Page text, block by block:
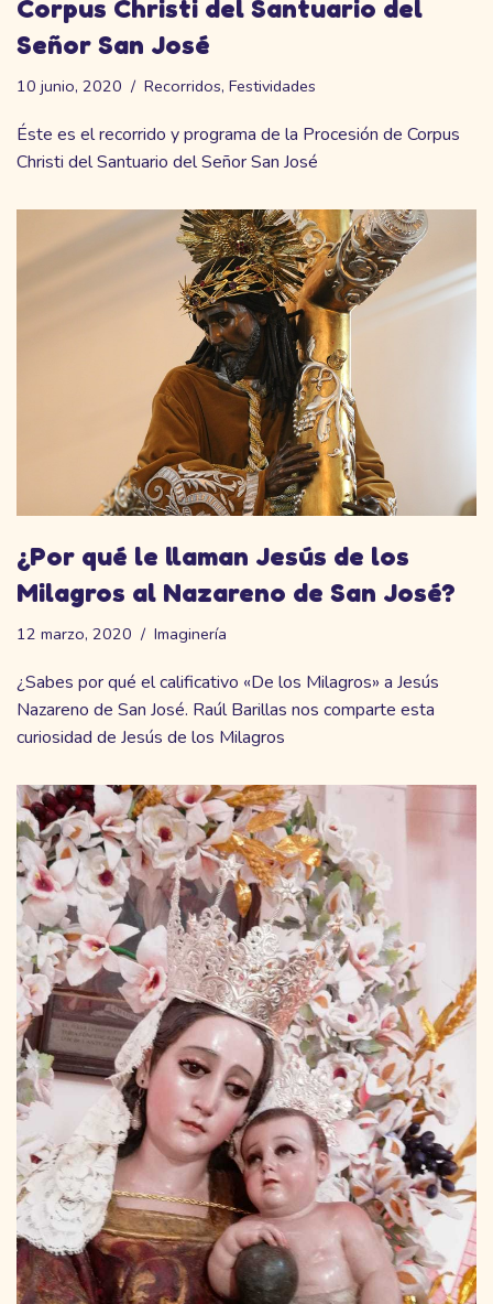
Corpus Christi del Santuario del
Señor San José
10 junio, 2020 Recorridos, Festividades
Éste es el recorrido y programa de la Procesión de Corpus
Christi del Santuario del Señor San José
¿Por qué le llaman Jesús de los
Milagros al Nazareno de San José?
12 marzo, 2020 Imaginería
¿Sabes por qué el calificativo «De los Milagros» a Jesús
Nazareno de San José. Raúl Barillas nos comparte esta
curiosidad de Jesús de los Milagros